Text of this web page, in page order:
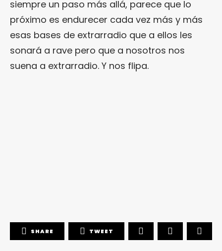
siempre un paso más allá, parece que lo
próximo es endurecer cada vez más y más
esas bases de extrarradio que a ellos les
sonará a rave pero que a nosotros nos
suena a extrarradio. Y nos flipa.
SHARE TWEET